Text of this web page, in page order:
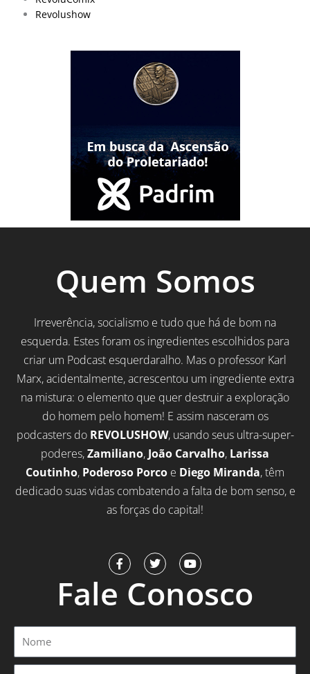
Revolushow
Quem Somos
Irreverência, socialismo e tudo que há de bom na
esquerda. Estes foram os ingredientes escolhidos para
criar um Podcast esquerdaralho. Mas o professor Karl
Marx, acidentalmente, acrescentou um ingrediente extra
na mistura: o elemento que quer destruir a exploração
do homem pelo homem! E assim nasceram os
podcasters do REVOLUSHOW, usando seus ultra-super-
poderes,Zamiliano, João Carvalho, Larissa
Coutinho, Poderoso Porco e Diego Miranda, têm
dedicado suas vidas combatendo a falta de bom senso, e
as forças do capital!
F
a
c
o
f
T
w
i
t
t
r
Y
o
u
t
u
e
Fale Conosco